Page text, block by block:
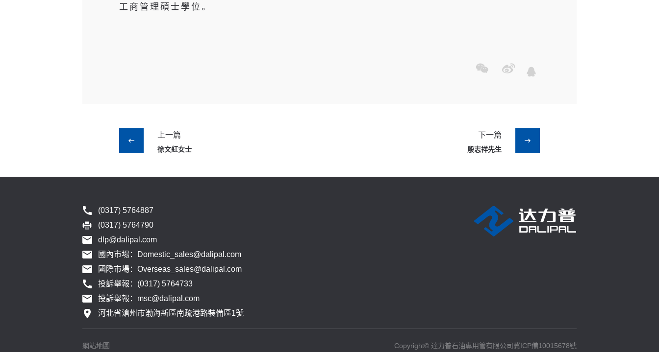
工商管理碩士學位。
上一篇
徐文紅女士
下一篇
殷志祥先生
(0317) 5764887
(0317) 5764790
dlp@dalipal.com
國內市場：Domestic_sales@dalipal.com
國際市場：Overseas_sales@dalipal.com
投訴舉報：(0317) 5764733
投訴舉報：msc@dalipal.com
河北省滄州市渤海新區南疏港路裝備區1號
網站地圖 Copyright© 達力普石油專用管有限公司冀ICP備10015678號